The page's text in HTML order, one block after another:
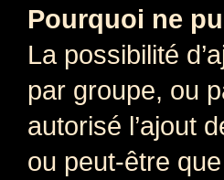
Pourquoi ne
La possibilité
par groupe, ou
autorisé l’ajout
ou peut-être